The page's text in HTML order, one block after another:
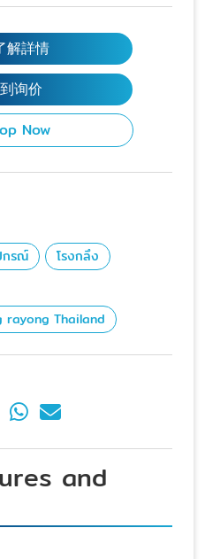
解詳情
询价
Now
กรณ์
โรงกลึง
rayong Thailand
and